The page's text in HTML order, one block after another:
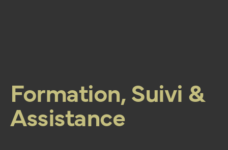
Formation, Suivi &
Assistance